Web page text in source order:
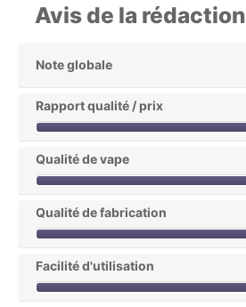
Avis de la rédaction
Note globale
Rapport qualité / prix
Qualité de vape
Qualité de fabrication
Facilité d'utilisation